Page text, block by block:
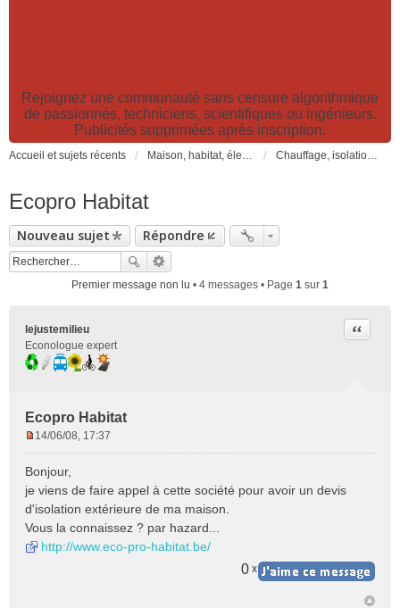
Rejoignez une communauté sans censure algorithmique
de passionnés, techniciens, scientifiques ou ingénieurs.
Publicités supprimées après inscription.
Accueil et sujets récents Maison, habitat, électricité et jardin. Travaux et bricolage. Chauffage, isolation, ventilation, VMC, refroidissement...
Ecopro Habitat
Nouveau sujet Répondre
Premier message non lu • 4 messages • Page 1 sur 1
lejustemilieu
Econologue expert
Ecopro Habitat
Citer
s
s
a
g
e
14/06/08, 17:37
Bonjour,
je viens de faire appel à cette société pour avoir un devis
d'isolation extérieure de ma maison.
Vous la connaissez ? par hazard...
http://www.eco-pro-habitat.be/
0 x